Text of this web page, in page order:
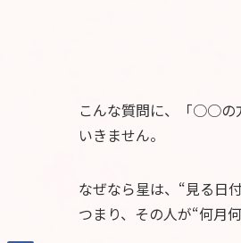
こんな質問に、「○○の
いきません。
なぜなら星は、“見る日
つまり、その人が“何月